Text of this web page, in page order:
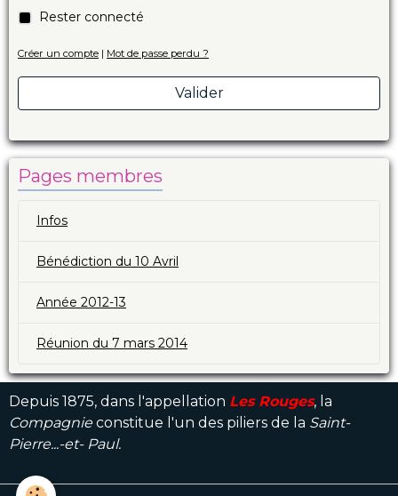
Rester connecté
Créer un compte | Mot de passe perdu ?
Valider
Pages membres
Infos
Bénédiction du 10 Avril
Année 2012-13
Réunion du 7 mars 2014
Depuis 1875, dans l'appellation Les Rouges, la
Compagnieconstitue l'un des piliers de la Saint-
Pierre...-et- Paul.